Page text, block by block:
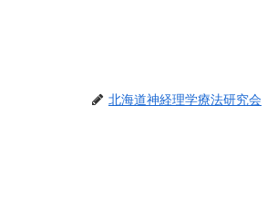
北海道神経理学療法研究会